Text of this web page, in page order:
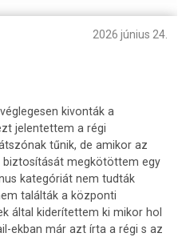
2026 június 24.
kivonták a
jelentettem a régi
tűnik, de amikor az
biztosítását megkötöttem egy
kategóriát nem tudták
találták a központi
által kiderítettem ki mikor hol
ekban már azt írta a régi s az